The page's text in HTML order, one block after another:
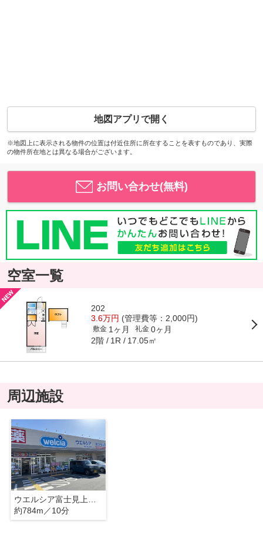
地図アプリで開く
※地図上に表示される物件の位置は付近住所に所在することを表すものであり、実際
の物件所在地とは異なる場合がございます。
お問い合わせ(無料)
空室一覧
202
3.6万円 (管理費等：2,000円)
敷金 1ヶ月 礼金 0ヶ月
2階 1R 17.05㎡
周辺施設
約784m／10分